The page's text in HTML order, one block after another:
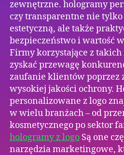
zewnętrzne. hologramy
czy transparentne nie
estetyczną, ale także
bezpieczeństwo i wartość
Firmy korzystające z
zyskać przewagę
zaufanie klientów poprzez
wysokiej jakości ochrony.
personalizowane z logo
w wielu branżach – od
kosmetycznego po sektor
hologramy z logo Są one
narzędzia marketingowe,